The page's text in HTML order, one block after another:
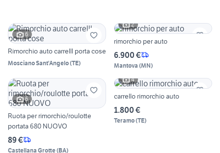
6
Rimorchio auto carrelll porta cose
Mosciano Sant'Angelo(TE)
2
rimorchio per auto
6.900 €
Mantova (MN)
6
Ruota per rimorchio/roulotte
portata 680 NUOVO
89 €
Castellana Grotte(BA)
4
carrello rimorchio auto
1.800 €
Teramo(TE)